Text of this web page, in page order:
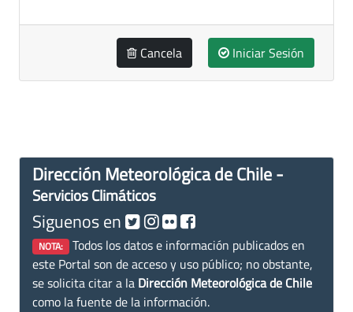
Cancela Iniciar Sesión
Dirección Meteorológica de Chile -
Servicios Climáticos
Siguenos en
NOTA: Todos los datos e información publicados en
este Portal son de acceso y uso público; no obstante,
se solicita citar a la Dirección Meteorológica de Chile
como la fuente de la información.